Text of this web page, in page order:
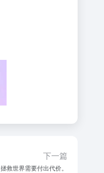
下一篇
拯救世界需要付出代价。